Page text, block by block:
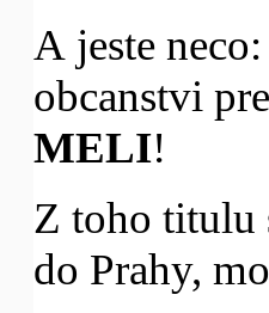
A jeste
obcanstvi
MELI!
Z toho titulu
do Prahy,